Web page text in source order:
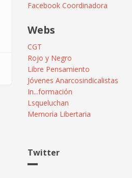
Facebook Coordinadora
Webs
CGT
Rojo y Negro
Libre Pensamiento
Jóvenes Anarcosindicalistas
In...formación
Lsqueluchan
Memoria Libertaria
Twitter